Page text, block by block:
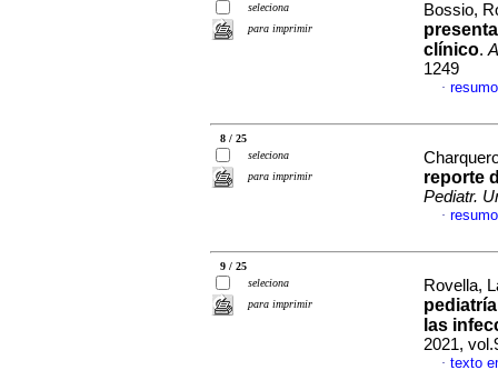
seleciona
para imprimir
Bossio,
clínico.
1249
·
8 / 25
seleciona
para imprimir
reporte
Pediatr.
·
9 / 25
seleciona
para imprimir
Rovella,
las
2021,
· texto